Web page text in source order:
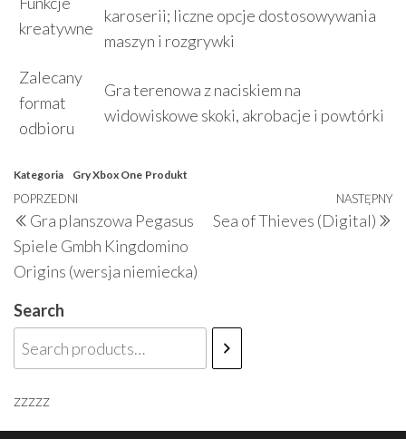
kreatywne
karoserii; liczne opcje dostosowywania
maszyn i rozgrywki
Zalecany
format
odbioru
Gra terenowa z naciskiem na
widowiskowe skoki, akrobacje i powtórki
Kategoria Gry Xbox One Produkt
Nawigacja
wpisu
Poprzedni
wpis
POPRZEDNI
Gra planszowa Pegasus
Spiele Gmbh Kingdomino
Origins (wersja niemiecka)
NASTĘPNY
Sea of Thieves (Digital)
Search
zzzzz